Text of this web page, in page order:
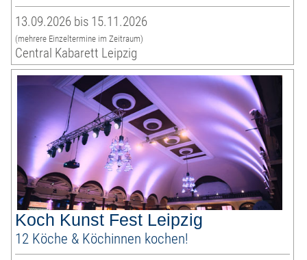
13.09.2026 bis 15.11.2026
(mehrere Einzeltermine im Zeitraum)
Central Kabarett Leipzig
Koch Kunst Fest Leipzig
12 Köche & Köchinnen kochen!